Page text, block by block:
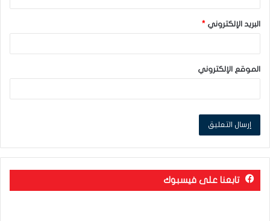
البريد الإلكتروني *
الموقع الإلكتروني
تابعنا على فيسبوك